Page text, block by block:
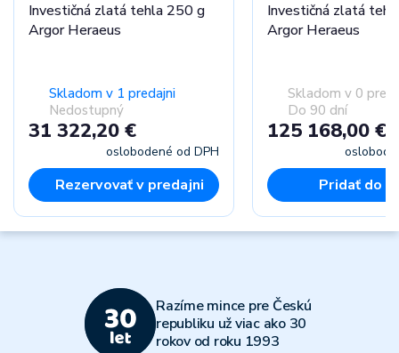
Investičná zlatá tehla 250 g
Argor Heraeus
Skladom v 1 predajni
Nedostupný
31 322,20 €
oslobodené od DPH
Rezervovať v predajni
Investičná zlatá
Argor Heraeus
Skladom v 0
Do 90 dní
125 168,00 €
Pridať do
Razíme mince pre Českú
republiku už viac ako 30
rokov od roku 1993